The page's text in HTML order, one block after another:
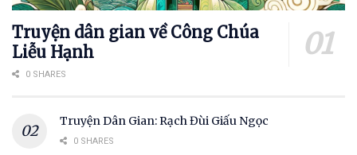
Truyện dân gian về Công Chúa
Liễu Hạnh
0 SHARES
Truyện Dân Gian: Rạch Đùi Giấu Ngọc
0 SHARES